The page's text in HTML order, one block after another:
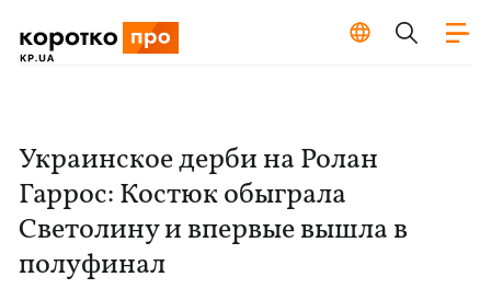
Украинское дерби на Ролан
Гаррос: Костюк обыграла
Светолину и впервые вышла в
полуфинал